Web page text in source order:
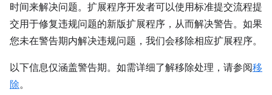
时间来解决问题。扩展程序开发者可以使用标准提交流程提
交用于修复违规问题的新版扩展程序，从而解决警告。如果
您未在警告期内解决违规问题，我们会移除相应扩展程序。
以下信息仅涵盖警告期。如需详细了解移除处理，请参阅移
除。